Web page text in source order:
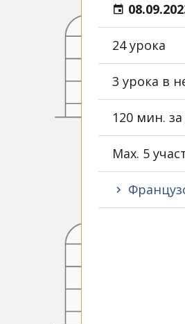
24 урока
3 урока в
120 мин.
Max. 5